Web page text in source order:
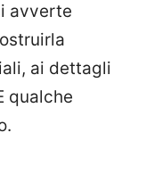
avverte
ai dettagli
qualche